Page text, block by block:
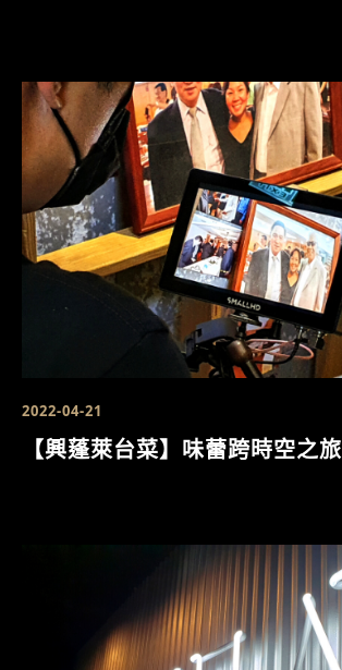
2022-04-21
【興蓬萊台菜】味蕾跨時空之旅